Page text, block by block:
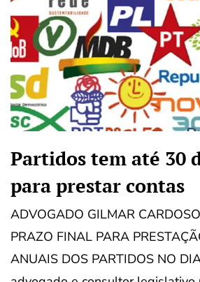
Partidos tem até 30
para prestar contas
ADVOGADO GILMAR
PRAZO FINAL PARA
ANUAIS DOS PARTIDOS NO